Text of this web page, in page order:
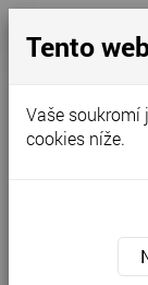
Pánské
Tento
Vaše soukromí
cookies níže.